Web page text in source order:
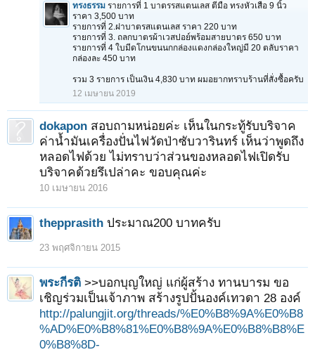
ทรงธรรม รายการที่ 1 บาตรรสแตนเลส ตีมือ ทรงหัวเสือ 9 นิ้ว
ราคา 3,500 บาท
รายการที่ 2.ฝาบาตรสแตนเลส ราคา 220 บาท
รายการที่ 3. ถลกบาตรผ้าเวสปอย์พร้อมสายบาตร 650 บาท
รายการที่ 4 ใบมีดโกนขนนกกล่องแดงกล่องใหญ่มี 20 ตลับราคา
กล่องละ 450 บาท
รวม 3 รายการ เป็นเงิน 4,830 บาท ผมอยากทราบร้านที่สั่งซื้อครับ
12 เมษายน 2019
dokapon สอบถามหน่อยค่ะ เห็นในกระทู้รับบริจาค
ค่าน้ำมันเครื่องปั่นไฟวัดป่าซับวารินทร์ เห็นว่าพูดถึง
หลอดไฟด้วย ไม่ทราบว่าส่วนของหลอดไฟเปิดรับ
บริจาคด้วยรึเปล่าคะ ขอบคุณค่ะ
10 เมษายน 2016
thepprasith ประมาณ200 บาทครับ
23 พฤศจิกายน 2015
พระกีรติ >>บอกบุญใหญ่ แก่ผู้สร้าง ทานบารม ขอ
เชิญร่วมเป็นเจ้าภาพ สร้างรูปปั้นองค์เทวดา 28 องค์
http://palungjit.org/threads/%E0%B8%9A%E0%B8
%AD%E0%B8%81%E0%B8%9A%E0%B8%B8%E
0%B8%8D-